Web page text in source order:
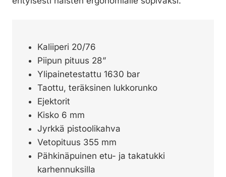
Kaliiperi 20/76
Piipun pituus 28”
Ylipainetestattu 1630 bar
Taottu, teräksinen lukkorunko
Ejektorit
Kisko 6 mm
Jyrkkä pistoolikahva
Vetopituus 355 mm
Pähkinäpuinen etu- ja takatukki
karhennuksilla